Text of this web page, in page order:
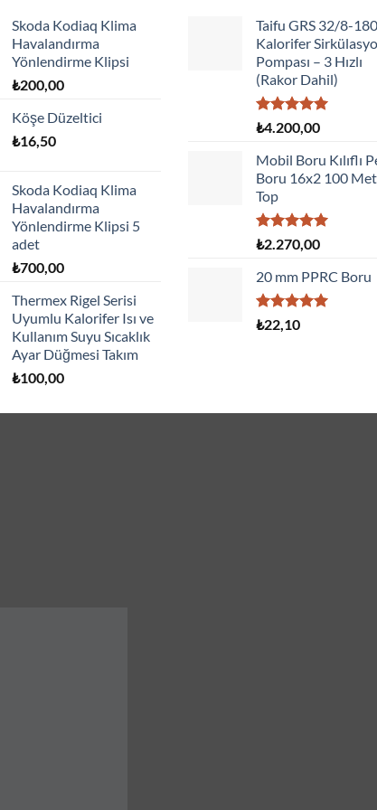
Skoda Kodiaq Klima
Havalandırma
Yönlendirme Klipsi
₺200,00
Köşe Düzeltici
₺16,50
Skoda Kodiaq Klima
Havalandırma
Yönlendirme Klipsi 5
adet
₺700,00
Thermex Rigel Serisi
Uyumlu Kalorifer Isı ve
Kullanım Suyu Sıcaklık
Ayar Düğmesi Takım
₺100,00
Taifu GRS 32/8-180
Kalorifer
Pompası – 3 Hızlı
(Rakor Dahil)
5 üzerinden
oy
aldı
₺4.200,00
Mobil Boru Kılıflı
Boru 16x2 100
Top
5 üzerinden
oy
aldı
₺2.270,00
20 mm PPRC Boru
5 üzerinden
5.00oy
₺22,10